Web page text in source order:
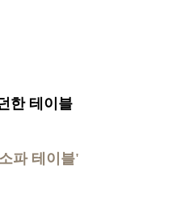
한 테이블
파 테이블'